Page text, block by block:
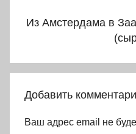
Из Амстердама в
Добавить
Ваш адрес email не